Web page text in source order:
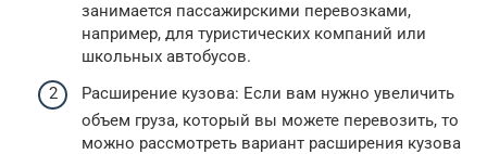
занимается пассажирскими перевозками,
например, для туристических компаний или
школьных автобусов.
Расширение кузова: Если вам нужно увеличить
объем груза, который вы можете перевозить, то
можно рассмотреть вариант расширения кузова